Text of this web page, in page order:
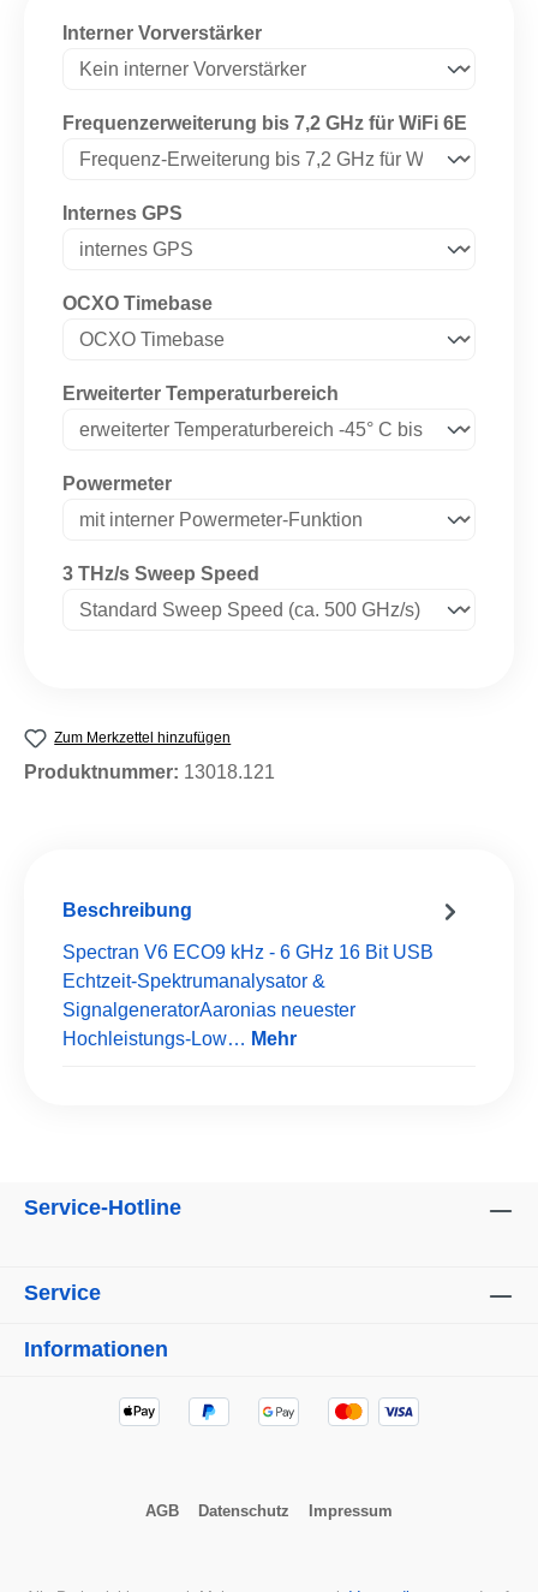
Interner Vorverstärkerauswählen
Frequenzerweiterung bis 7,2 GHz für WiFi 6E
Internes GPS
OCXO Timebaseauswählen
Erweiterter Temperaturbereich
Powermeterauswählen
3 THz/s Sweep Speed
Zum Merkzettel hinzufügen
Produktnummer: 13018.121
Beschreibung
Spectran V6 ECO9 kHz - 6 GHz 16 Bit USB
Echtzeit-Spektrumanalysator &
SignalgeneratorAaronias neuester
Hochleistungs-Low… Mehr
Service-Hotline
Service
Informationen
AGB Datenschutz Impressum